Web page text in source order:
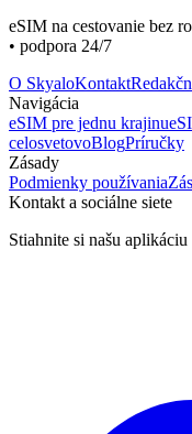
eSIM na cestovanie bez
• podpora 24/7
O SkyaloKontakt
Navigácia
eSIM pre jednu krajinu
celosvetovoBlogPríručky
Zásady
Podmienky používania
Kontakt a sociálne siete
Stiahnite si našu aplikáciu